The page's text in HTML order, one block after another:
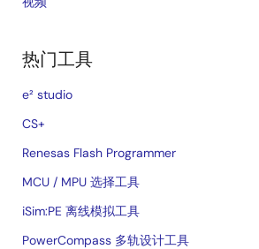
热门工具
e² studio
CS+
Renesas Flash Programmer
MCU / MPU 选择工具
iSim:PE 离线模拟工具
PowerCompass 多轨设计工具